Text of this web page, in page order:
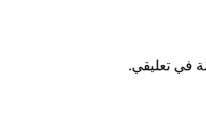
في تعليقي.